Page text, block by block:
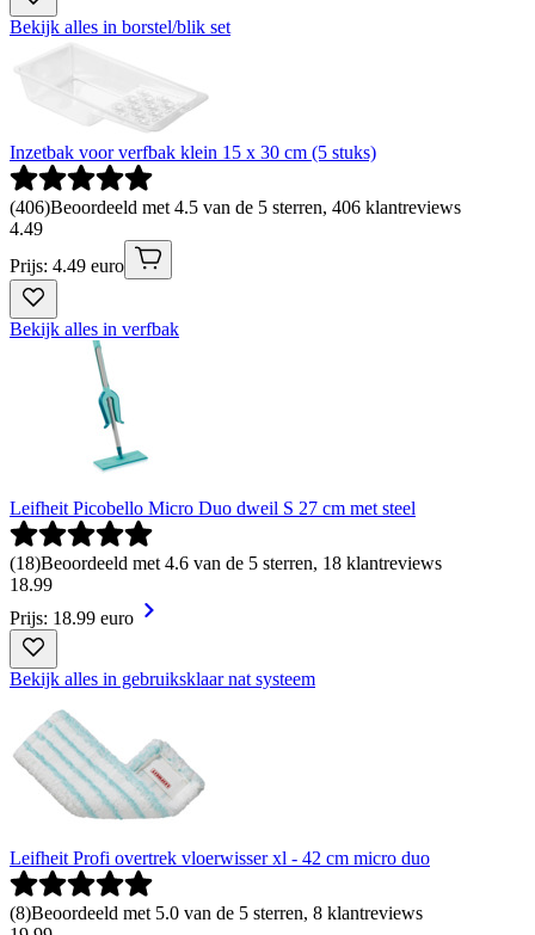
Bekijk alles in borstel/blik set
Inzetbak voor verfbak klein 15 x 30 cm (5 stuks)
(406)Beoordeeld met 4.5 van de 5 sterren, 406 klantreviews
4.49
Prijs: 4.49 euro
Bekijk alles in verfbak
Leifheit Picobello Micro Duo dweil S 27 cm met steel
(18)Beoordeeld met 4.6 van de 5 sterren, 18 klantreviews
18.99
Prijs: 18.99 euro
Bekijk alles in gebruiksklaar nat systeem
Leifheit Profi overtrek vloerwisser xl - 42 cm micro duo
(8)Beoordeeld met 5.0 van de 5 sterren, 8 klantreviews